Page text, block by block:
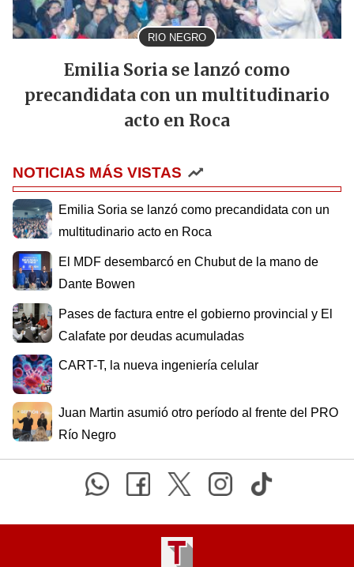
RIO NEGRO
Emilia Soria se lanzó como
precandidata con un multitudinario
acto en Roca
NOTICIAS MÁS VISTAS
Emilia Soria se lanzó como precandidata con un
multitudinario acto en Roca
El MDF desembarcó en Chubut de la mano de
Dante Bowen
Pases de factura entre el gobierno provincial y El
Calafate por deudas acumuladas
CART-T, la nueva ingeniería celular
Juan Martin asumió otro período al frente del PRO
Río Negro